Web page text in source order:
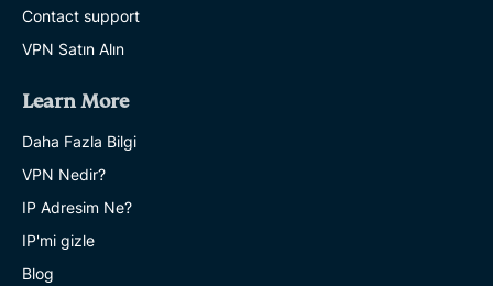
Contact support
VPN Satın Alın
Learn More
Daha Fazla Bilgi
VPN Nedir?
IP Adresim Ne?
IP'mi gizle
Blog